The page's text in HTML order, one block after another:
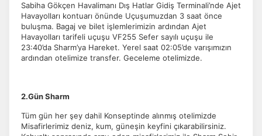
Sabiha Gökçen Havalimanı Dış Hatlar Gidiş Terminali’nde Ajet
Havayolları kontuarı önünde Uçuşumuzdan 3 saat önce
buluşma. Bagaj ve bilet işlemlerimizin ardından Ajet
Havayolları tarifeli uçuşu VF255 Sefer sayılı uçuşu ile
23:40’da Sharm’ya Hareket. Yerel saat 02:05’de varışımızın
ardından otelimize transfer. Geceleme otelimizde.
2.Gün Sharm
Tüm gün her şey dahil Konseptinde alınmış otelimizde
Misafirlerimiz deniz, kum, güneşin keyfini çıkarabilirsiniz.